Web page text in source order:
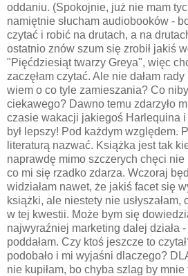
oddaniu. (Spokojnie, już nie mam
namiętnie słucham audiobooków -
czytać i robić na drutach, a na
ostatnio znów szum się zrobił jakiś
"Pięćdziesiąt twarzy Greya", więc
zaczęłam czytać. Ale nie dałam
wiem o co tyle zamieszania? Co
ciekawego? Dawno temu zdarzyło
czasie wakacji jakiegoś Harlequina
był lepszy! Pod każdym względem.
literaturą nazwać. Książka jest tak
naprawdę mimo szczerych chęci nie
co mi się rzadko zdarza. Wczoraj
widziałam nawet, że jakiś facet się
książki, ale niestety nie usłyszałam,
w tej kwestii. Może bym się
najwyraźniej marketing dalej działa
poddałam. Czy ktoś jeszcze to
podobało i mi wyjaśni dlaczego?
nie kupiłam, bo chyba szlag by mnie